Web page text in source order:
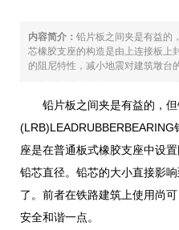
内容简介： 铅片板之间夹是有益的
芯橡胶支座的构造是由上连接板上
的阻尼特性，减小地震对建筑墩台
铅片板之间夹是有益的，
座是在普通板式橡胶支座中设
铅芯直径。铅芯的大小直接影
了。前者在铁路建筑上使用尚
安全和谐一点。